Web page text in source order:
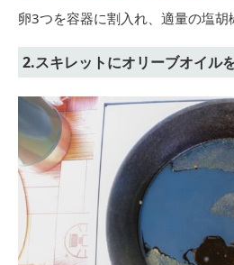
卵3つを容器に割入れ、適量の塩胡
2.スキレットにオリーブオイル